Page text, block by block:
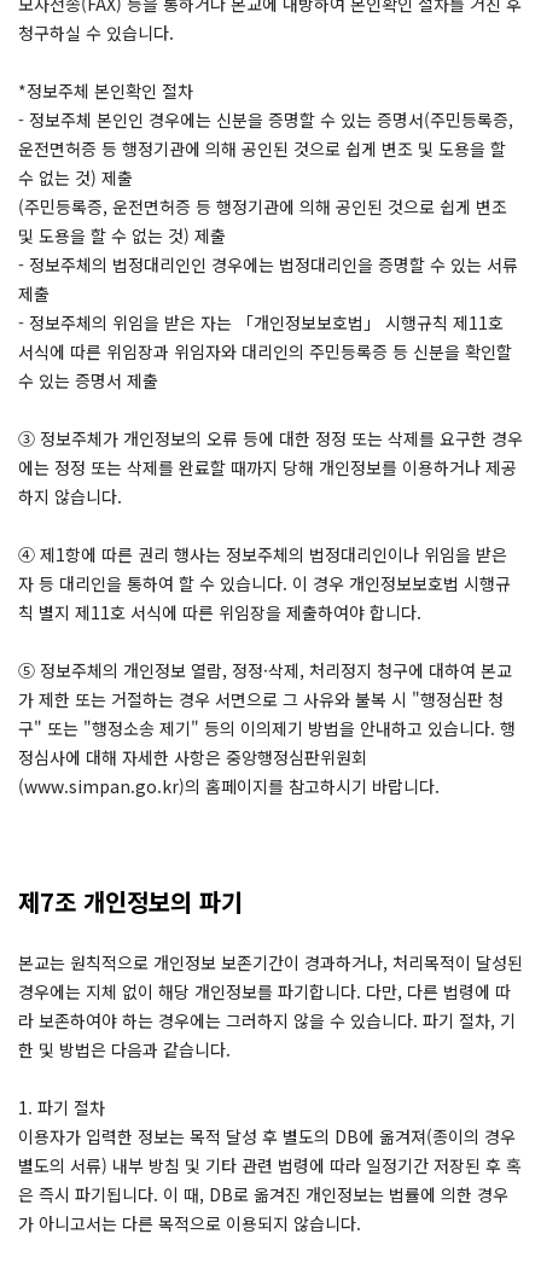
청구하실 수 있습니다.
*정보주체 본인확인 절차
- 정보주체 본인인 경우에는 신분을 증명할 수 있는 증명서(주민등록증,
운전면허증 등 행정기관에 의해 공인된 것으로 쉽게 변조 및 도용을 할
수 없는 것) 제출
(주민등록증, 운전면허증 등 행정기관에 의해 공인된 것으로 쉽게 변조
및 도용을 할 수 없는 것) 제출
- 정보주체의 법정대리인인 경우에는 법정대리인을 증명할 수 있는 서류
제출
- 정보주체의 위임을 받은 자는 「개인정보보호법」 시행규칙 제11호
서식에 따른 위임장과 위임자와 대리인의 주민등록증 등 신분을 확인할
수 있는 증명서 제출
③ 정보주체가 개인정보의 오류 등에 대한 정정 또는 삭제를 요구한 경우
에는 정정 또는 삭제를 완료할 때까지 당해 개인정보를 이용하거나 제공
하지 않습니다.
④ 제1항에 따른 권리 행사는 정보주체의 법정대리인이나 위임을 받은
자 등 대리인을 통하여 할 수 있습니다. 이 경우 개인정보보호법 시행규
칙 별지 제11호 서식에 따른 위임장을 제출하여야 합니다.
⑤ 정보주체의 개인정보 열람, 정정·삭제, 처리정지 청구에 대하여 본교
가 제한 또는 거절하는 경우 서면으로 그 사유와 불복 시 "행정심판 청
구" 또는 "행정소송 제기" 등의 이의제기 방법을 안내하고 있습니다. 행
정심사에 대해 자세한 사항은 중앙행정심판위원회
(www.simpan.go.kr)의 홈페이지를 참고하시기 바랍니다.
제7조 개인정보의 파기
본교는 원칙적으로 개인정보 보존기간이 경과하거나, 처리목적이 달성된
경우에는 지체 없이 해당 개인정보를 파기합니다. 다만, 다른 법령에 따
라 보존하여야 하는 경우에는 그러하지 않을 수 있습니다. 파기 절차, 기
한 및 방법은 다음과 같습니다.
1. 파기 절차
이용자가 입력한 정보는 목적 달성 후 별도의 DB에 옮겨져(종이의 경우
별도의 서류) 내부 방침 및 기타 관련 법령에 따라 일정기간 저장된 후 혹
은 즉시 파기됩니다. 이 때, DB로 옮겨진 개인정보는 법률에 의한 경우
가 아니고서는 다른 목적으로 이용되지 않습니다.